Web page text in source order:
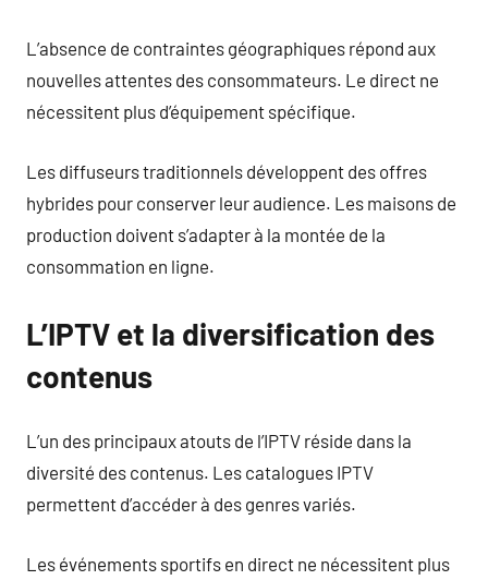
L’absence de contraintes géographiques répond aux
nouvelles attentes des consommateurs. Le direct ne
nécessitent plus d’équipement spécifique.
Les diffuseurs traditionnels développent des offres
hybrides pour conserver leur audience. Les maisons de
production doivent s’adapter à la montée de la
consommation en ligne.
L’IPTV et la diversification des
contenus
L’un des principaux atouts de l’IPTV réside dans la
diversité des contenus. Les catalogues IPTV
permettent d’accéder à des genres variés.
Les événements sportifs en direct ne nécessitent plus